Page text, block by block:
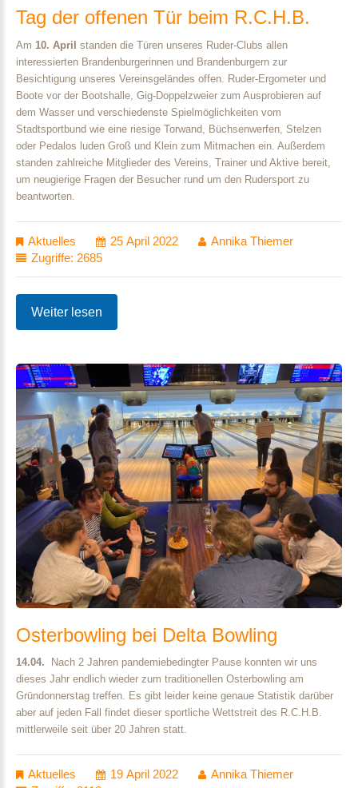
Tag der offenen Tür beim R.C.H.B.
Am 10. April standen die Türen unseres Ruder-Clubs allen
interessierten Brandenburgerinnen und Brandenburgern zur
Besichtigung unseres Vereinsgeländes offen. Ruder-Ergometer und
Boote vor der Bootshalle, Gig-Doppelzweier zum Ausprobieren auf
dem Wasser und verschiedenste Spielmöglichkeiten vom
Stadtsportbund wie eine riesige Torwand, Büchsenwerfen, Stelzen
oder Pedalos luden Groß und Klein zum Mitmachen ein. Außerdem
standen zahlreiche Mitglieder des Vereins, Trainer und Aktive bereit,
um neugierige Fragen der Besucher rund um den Rudersport zu
beantworten.
Aktuelles 25 April 2022
Annika Thiemer
Zugriffe: 2685
Weiter lesen
Osterbowling bei Delta Bowling
14.04. Nach 2 Jahren pandemiebedingter Pause konnten wir uns
dieses Jahr endlich wieder zum traditionellen Osterbowling am
Gründonnerstag treffen. Es gibt leider keine genaue Statistik darüber
aber auf jeden Fall findet dieser sportliche Wettstreit des R.C.H.B.
mittlerweile seit über 20 Jahren statt.
Aktuelles 19 April 2022
Annika Thiemer